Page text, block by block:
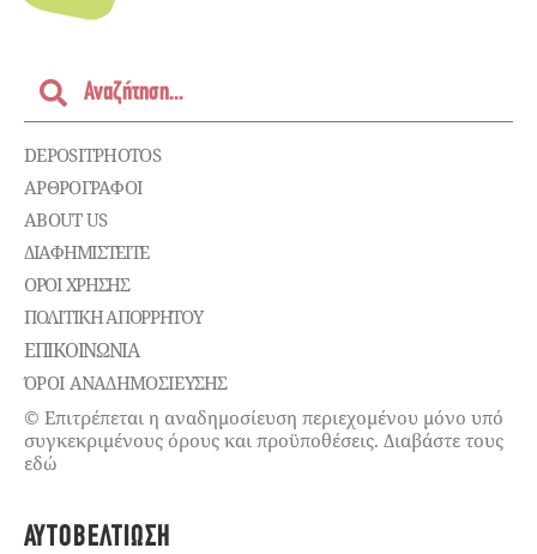
DEPOSITPHOTOS
ΑΡΘΡΟΓΡΑΦΟΙ
ABOUT US
ΔΙΑΦΗΜΙΣΤΕΊΤΕ
ΌΡΟΙ ΧΡΉΣΗΣ
ΠΟΛΙΤΙΚΉ ΑΠΟΡΡΉΤΟΥ
ΕΠΙΚΟΙΝΩΝΊΑ
ΌΡΟΙ ΑΝΑΔΗΜΟΣΙΕΥΣΗΣ
© Επιτρέπεται η αναδημοσίευση περιεχομένου μόνο υπό
συγκεκριμένους όρους και προϋποθέσεις. Διαβάστε τους
εδώ
ΑΥΤΟΒΕΛΤΊΩΣΗ